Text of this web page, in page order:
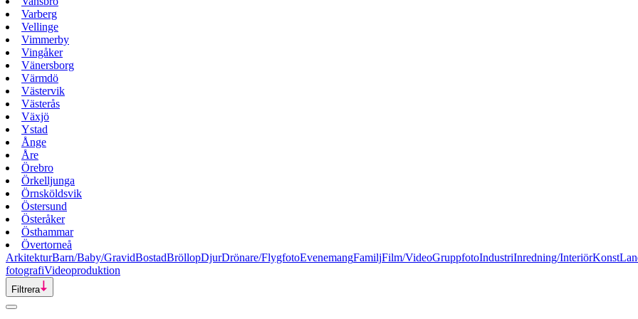
Varberg
Vellinge
Vimmerby
Vingåker
Vänersborg
Värmdö
Västervik
Västerås
Växjö
Ystad
Ånge
Åre
Örebro
Örkelljunga
Örnsköldsvik
Östersund
Österåker
Östhammar
Övertorneå
ArkitekturBarn/Baby/GravidBostadBröllopDjurDrönare/FlygfotoEvenemangFamiljFilm/VideoGruppfotoIndustriInredning/InteriörKonst
fotografiVideoproduktion
Filtrera